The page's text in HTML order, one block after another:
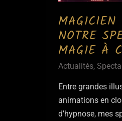
NOTRE
MAGIE À
Actualités,
Entre grandes
animations en
d’hypnose, mes